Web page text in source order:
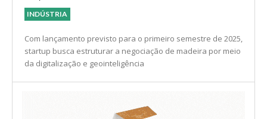
INDÚSTRIA
Com lançamento previsto para o primeiro semestre de 2025,
startup busca estruturar a negociação de madeira por meio
da digitalização e geointeligência